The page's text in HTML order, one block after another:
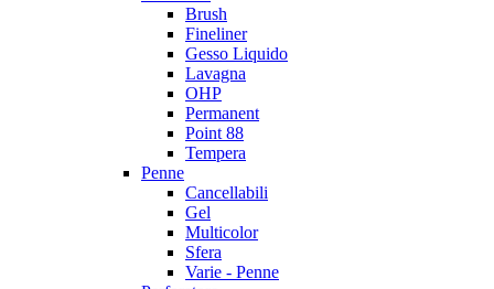
Brush
Fineliner
Gesso Liquido
Lavagna
OHP
Permanent
Point 88
Tempera
Penne
Cancellabili
Gel
Multicolor
Sfera
Varie - Penne